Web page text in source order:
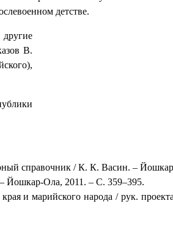
детстве.
В.
справочник / К. К. Васин. –
Йошкар-Ола, 2011. – С. 359–395.
и марийского народа / рук.